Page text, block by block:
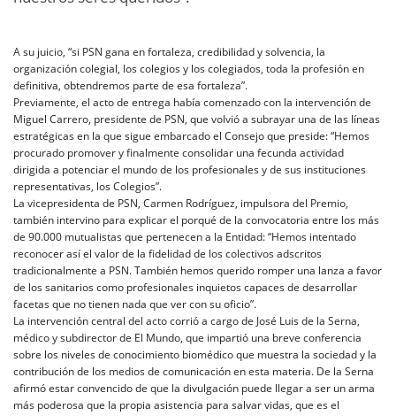
A su juicio, “si PSN gana en fortaleza, credibilidad y solvencia, la
organización colegial, los colegios y los colegiados, toda la profesión en
definitiva, obtendremos parte de esa fortaleza”.
Previamente, el acto de entrega había comenzado con la intervención de
Miguel Carrero, presidente de PSN, que volvió a subrayar una de las líneas
estratégicas en la que sigue embarcado el Consejo que preside: “Hemos
procurado promover y finalmente consolidar una fecunda actividad
dirigida a potenciar el mundo de los profesionales y de sus instituciones
representativas, los Colegios”.
La vicepresidenta de PSN, Carmen Rodríguez, impulsora del Premio,
también intervino para explicar el porqué de la convocatoria entre los más
de 90.000 mutualistas que pertenecen a la Entidad: “Hemos intentado
reconocer así el valor de la fidelidad de los colectivos adscritos
tradicionalmente a PSN. También hemos querido romper una lanza a favor
de los sanitarios como profesionales inquietos capaces de desarrollar
facetas que no tienen nada que ver con su oficio”.
La intervención central del acto corrió a cargo de José Luis de la Serna,
médico y subdirector de El Mundo, que impartió una breve conferencia
sobre los niveles de conocimiento biomédico que muestra la sociedad y la
contribución de los medios de comunicación en esta materia. De la Serna
afirmó estar convencido de que la divulgación puede llegar a ser un arma
más poderosa que la propia asistencia para salvar vidas, que es el